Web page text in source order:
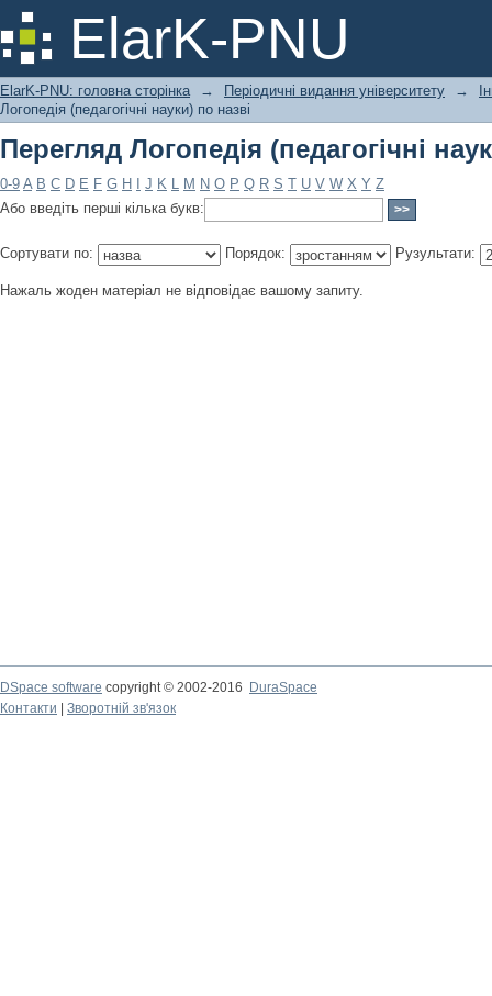
ElarK-PNU
Перегляд Логопедія (педагогічні
ElarK-PNU: головна сторінка → Періодичні видання університету →
Логопедія (педагогічні науки) по назві
Перегляд Логопедія (педагогічні
0-9 A B C D E F G H J K L M N O P Q R S T U V W X Y Z
Або введіть перші кілька букв:
Сортувати по: Порядок: Рузультати:
Нажаль жоден матеріал не відповідає вашому запиту.
DSpace software copyright © 2002-2016
DuraSpace
Контакти
Зворотній зв'язок